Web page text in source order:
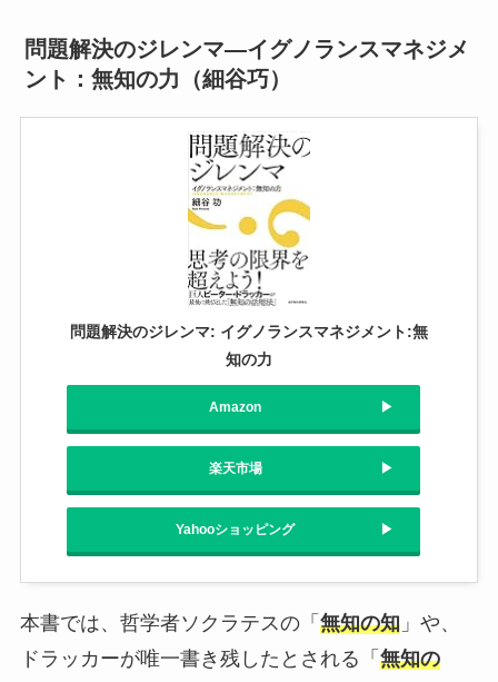
問題解決のジレンマ―イグノランスマネジメ
ント：無知の力（細谷巧）
問題解決のジレンマ: イグノランスマネジメント:無
知の力
Amazon
楽天市場
Yahooショッピング
本書では、哲学者ソクラテスの「 無知の知」や、
ドラッカーが唯一書き残したとされる「 無知の